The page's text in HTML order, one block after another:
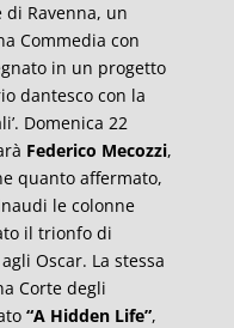
Ravenna, un
Commedia con
in un progetto
dantesco con la
Domenica 22
Federico Mecozzi,
quanto affermato,
le colonne
il trionfo di
Oscar. La stessa
Corte degli
“A Hidden Life”,